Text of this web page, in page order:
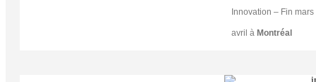
Innovation – Fin
avril à Montréal